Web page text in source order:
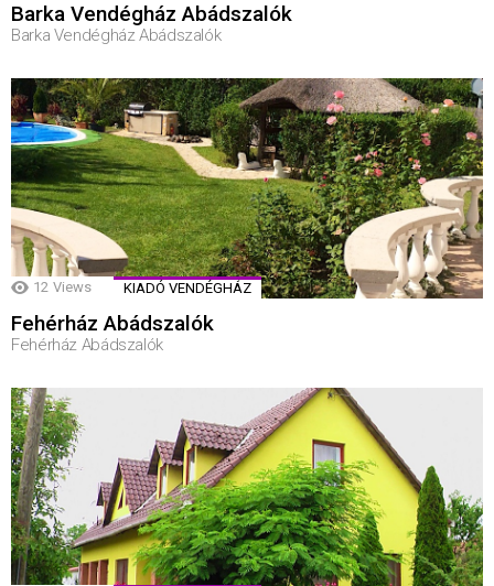
Barka Vendégház Abádszalók
Barka Vendégház Abádszalók
12 Views KIADÓ VENDÉGHÁZ
Fehérház Abádszalók
Fehérház Abádszalók